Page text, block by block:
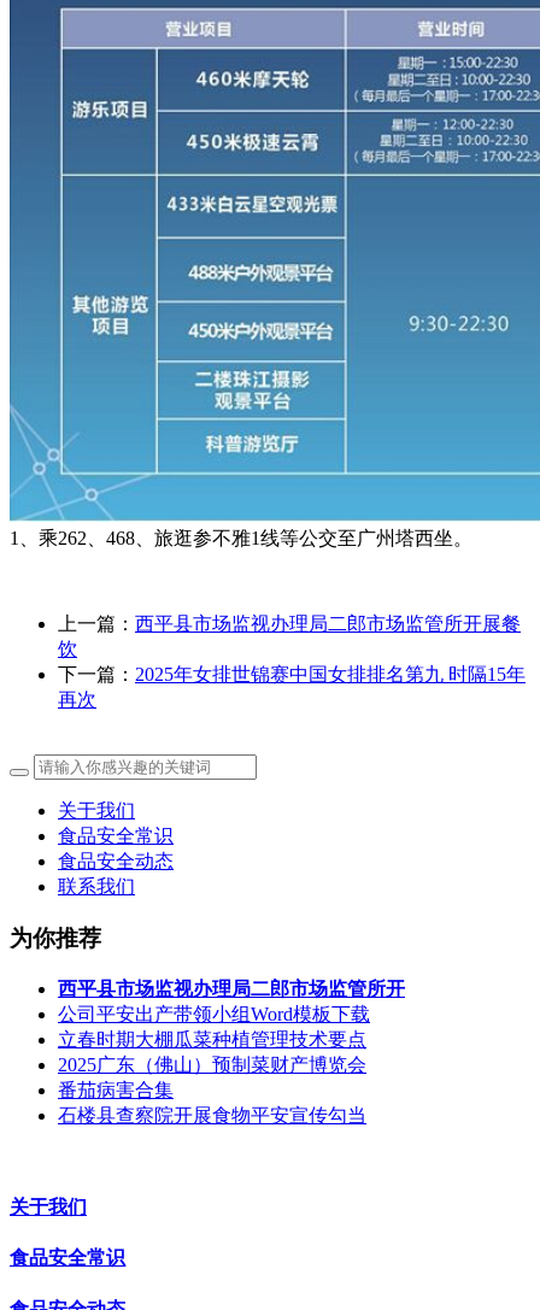
1、乘262、468、旅逛参不雅1线等公交至广州塔西坐。
上一篇： 西平县市场监视办理局二郎市场监管所开展餐
饮
下一篇： 2025年女排世锦赛中国女排排名第九 时隔15年
再次
关于我们
食品安全常识
食品安全动态
联系我们
为你推荐
西平县市场监视办理局二郎市场监管所开
公司平安出产带领小组Word模板下载
立春时期大棚瓜菜种植管理技术要点
2025广东（佛山）预制菜财产博览会
番茄病害合集
石楼县查察院开展食物平安宣传勾当
关于我们
食品安全常识